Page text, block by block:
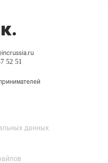
52 51
данных